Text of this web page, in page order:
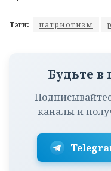
Тэги: патриотизм
Будьте в
каналы и